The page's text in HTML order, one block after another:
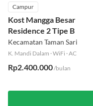
Campur
Kost Mangga Besar
Residence 2 Tipe B
Kecamatan Taman Sari
K. Mandi Dalam ·WiFi ·AC
Rp2.400.000/bulan